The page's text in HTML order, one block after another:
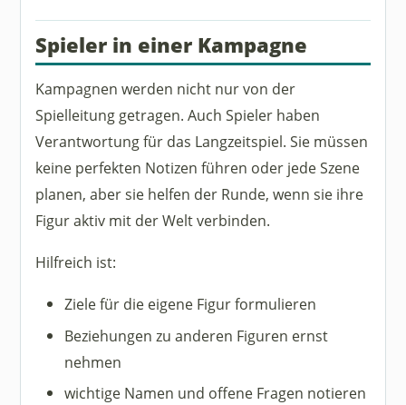
Spieler in einer Kampagne
Kampagnen werden nicht nur von der
Spielleitung getragen. Auch Spieler haben
Verantwortung für das Langzeitspiel. Sie müssen
keine perfekten Notizen führen oder jede Szene
planen, aber sie helfen der Runde, wenn sie ihre
Figur aktiv mit der Welt verbinden.
Hilfreich ist:
Ziele für die eigene Figur formulieren
Beziehungen zu anderen Figuren ernst
nehmen
wichtige Namen und offene Fragen notieren